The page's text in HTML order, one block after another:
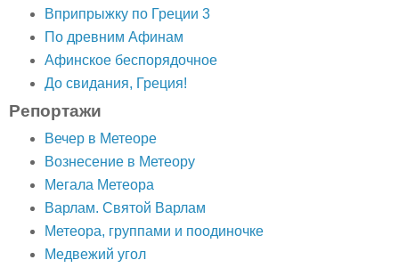
Вприпрыжку по Греции 3
По древним Афинам
Афинское беспорядочное
До свидания, Греция!
Репортажи
Вечер в Метеоре
Вознесение в Метеору
Мегала Метеора
Варлам. Святой Варлам
Метеора, группами и поодиночке
Медвежий угол